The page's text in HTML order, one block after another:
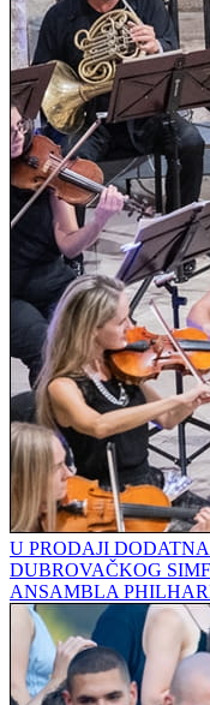
U PRODAJI
DUBROVAČKOG
ANSAMBLA